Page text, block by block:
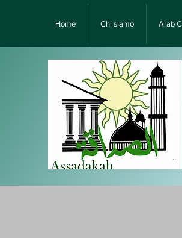
Home Chi siamo Arab